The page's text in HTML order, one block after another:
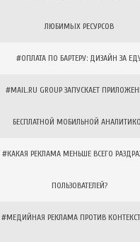
ЛЮБИМЫХ РЕСУРСОВ
#ОПЛАТА ПО БАРТЕРУ: ДИЗАЙН ЗА
#MAIL.RU GROUP ЗАПУСКАЕТ
БЕСПЛАТНОЙ МОБИЛЬНОЙ
#КАКАЯ РЕКЛАМА МЕНЬШЕ ВСЕГО
ПОЛЬЗОВАТЕЛЕЙ?
#МЕДИЙНАЯ РЕКЛАМА ПРОТИВ